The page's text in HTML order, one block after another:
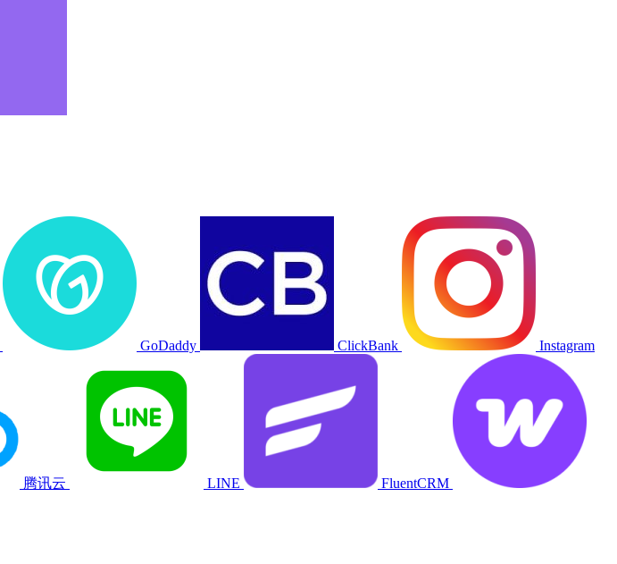
GoDaddy ClickBank Instagram
腾讯云 LINE
FluentCRM